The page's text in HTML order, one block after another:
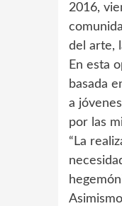
2016,
del arte,
En esta
basada
a
por las
“La